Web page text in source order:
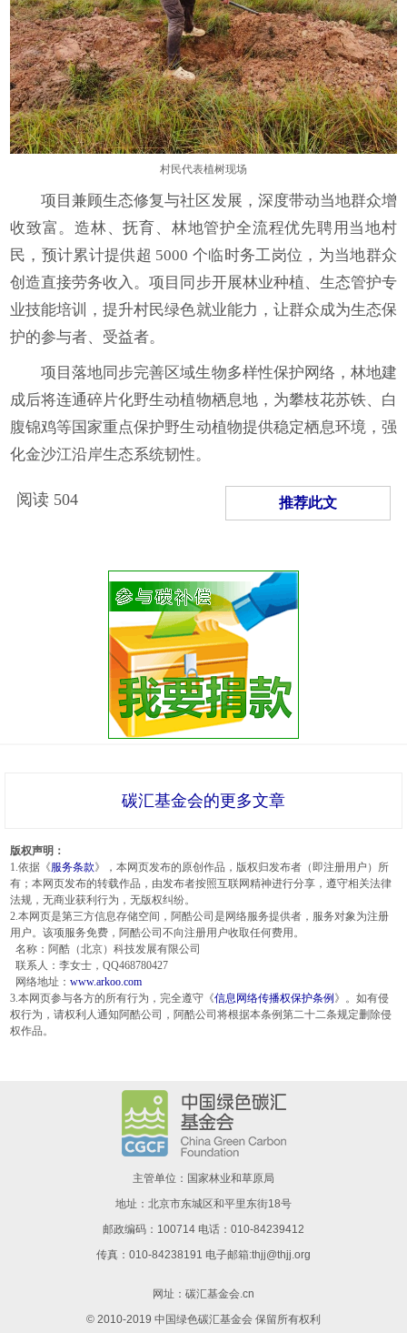
村民代表植树现场
项目兼顾生态修复与社区发展，深度带动当地群众增
收致富。造林、抚育、林地管护全流程优先聘用当地村
民，预计累计提供超 5000 个临时务工岗位，为当地群众
创造直接劳务收入。项目同步开展林业种植、生态管护专
业技能培训，提升村民绿色就业能力，让群众成为生态保
护的参与者、受益者。
项目落地同步完善区域生物多样性保护网络，林地建
成后将连通碎片化野生动植物栖息地，为攀枝花苏铁、白
腹锦鸡等国家重点保护野生动植物提供稳定栖息环境，强
化金沙江沿岸生态系统韧性。
阅读 504 推荐此文
碳汇基金会的更多文章
版权声明：
1.依据《服务条款》，本网页发布的原创作品，版权归发布者（即注册用户）所
有；本网页发布的转载作品，由发布者按照互联网精神进行分享，遵守相关法律
法规，无商业获利行为，无版权纠纷。
2.本网页是第三方信息存储空间，阿酷公司是网络服务提供者，服务对象为注册
用户。该项服务免费，阿酷公司不向注册用户收取任何费用。
名称：阿酷（北京）科技发展有限公司
联系人：李女士，QQ468780427
网络地址： www.arkoo.com
3.本网页参与各方的所有行为，完全遵守《信息网络传播权保护条例 》。如有侵
权行为，请权利人通知阿酷公司，阿酷公司将根据本条例第二十二条规定删除侵
权作品。
主管单位：国家林业和草原局
地址：北京市东城区和平里东街18号
邮政编码：100714 电话：010-84239412
传真：010-84238191 电子邮箱:thjj@thjj.org
网址： 碳汇基金会.cn
© 2010-2019 中国绿色碳汇基金会 保留所有权利